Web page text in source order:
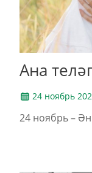
Ана
24 ноябрь
24 ноябрь –